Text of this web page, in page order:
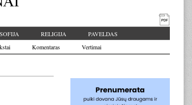
RELIGIJA
PAVELDAS
Komentaras Vertimai